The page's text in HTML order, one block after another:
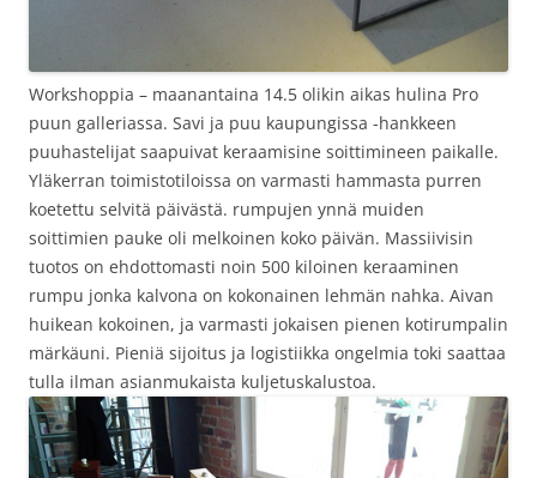
Workshoppia – maanantaina 14.5 olikin aikas hulina Pro
puun galleriassa. Savi ja puu kaupungissa -hankkeen
puuhastelijat saapuivat keraamisine soittimineen paikalle.
Yläkerran toimistotiloissa on varmasti hammasta purren
koetettu selvitä päivästä. rumpujen ynnä muiden
soittimien pauke oli melkoinen koko päivän. Massiivisin
tuotos on ehdottomasti noin 500 kiloinen keraaminen
rumpu jonka kalvona on kokonainen lehmän nahka. Aivan
huikean kokoinen, ja varmasti jokaisen pienen kotirumpalin
märkäuni. Pieniä sijoitus ja logistiikka ongelmia toki saattaa
tulla ilman asianmukaista kuljetuskalustoa.